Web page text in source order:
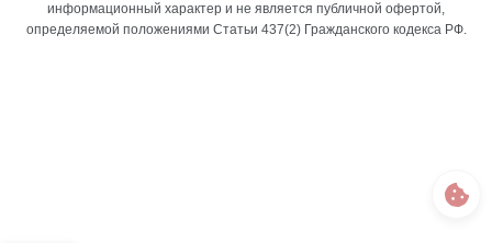
информационный характер и не является публичной офертой,
определяемой положениями Статьи 437(2) Гражданского кодекса РФ.